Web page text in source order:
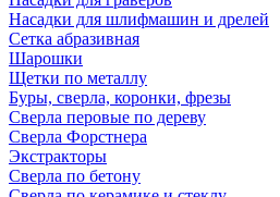
Насадки для шлифмашин и дрелей
Сетка абразивная
Шарошки
Щетки по металлу
Буры, сверла, коронки, фрезы
Сверла перовые по дереву
Сверла Форстнера
Экстракторы
Сверла по бетону